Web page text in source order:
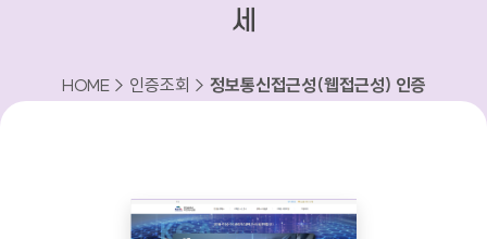
세
HOME > 인증조회 > 정보통신접근성(웹접근성) 인증